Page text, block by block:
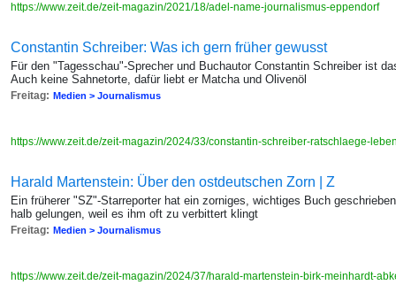
https://www.zeit.de/zeit-magazin/2021/18/adel-name-journalismus-eppendorf
Constantin Schreiber: Was ich gern früher gewusst
Für den "Tagesschau"-Sprecher und Buchautor Constantin Schreiber ist
Auch keine Sahnetorte, dafür liebt er Matcha und Olivenöl
Freitag: Medien > Journalismus
https://www.zeit.de/zeit-magazin/2024/33/constantin-schreiber-ratschlaege-
Harald Martenstein: Über den ostdeutschen Zorn | Z
Ein früherer "SZ"-Starreporter hat ein zorniges, wichtiges Buch
halb gelungen, weil es ihm oft zu verbittert klingt
Freitag: Medien > Journalismus
https://www.zeit.de/zeit-magazin/2024/37/harald-martenstein-birk-meinhardt-